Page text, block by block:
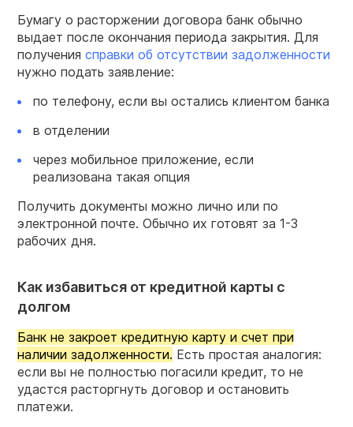
Бумагу о расторжении договора банк обычно
выдает после окончания периода закрытия. Для
получения справки об отсутствии задолженности
нужно подать заявление:
по телефону, если вы остались клиентом банка
в отделении
через мобильное приложение, если
реализована такая опция
Получить документы можно лично или по
электронной почте. Обычно их готовят за 1-3
рабочих дня.
Как избавиться от кредитной карты с
долгом
Банк не закроет кредитную карту и счет при
наличии задолженности. Есть простая аналогия:
если вы не полностью погасили кредит, то не
удастся расторгнуть договор и остановить
платежи.